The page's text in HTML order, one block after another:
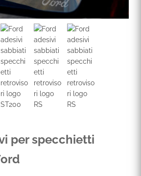
per specchietti